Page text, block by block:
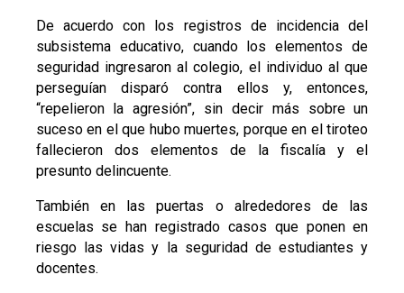
De acuerdo con los registros de incidencia del
subsistema educativo, cuando los elementos de
seguridad ingresaron al colegio, el individuo al que
perseguían disparó contra ellos y, entonces,
“repelieron la agresión”, sin decir más sobre un
suceso en el que hubo muertes, porque en el tiroteo
fallecieron dos elementos de la fiscalía y el
presunto delincuente.
También en las puertas o alrededores de las
escuelas se han registrado casos que ponen en
riesgo las vidas y la seguridad de estudiantes y
docentes.